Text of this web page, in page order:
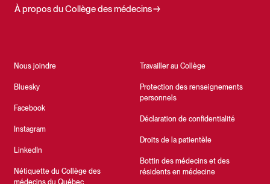
Nous joindre
Bluesky
Facebook
Instagram
LinkedIn
Nétiquette du Collège des
médecins du Québec
Travailler au Collège
Protection des renseignements
personnels
Déclaration de confidentialité
Droits de la patientèle
Bottin des médecins et des
résidents en médecine
À propos du Collège des médecins